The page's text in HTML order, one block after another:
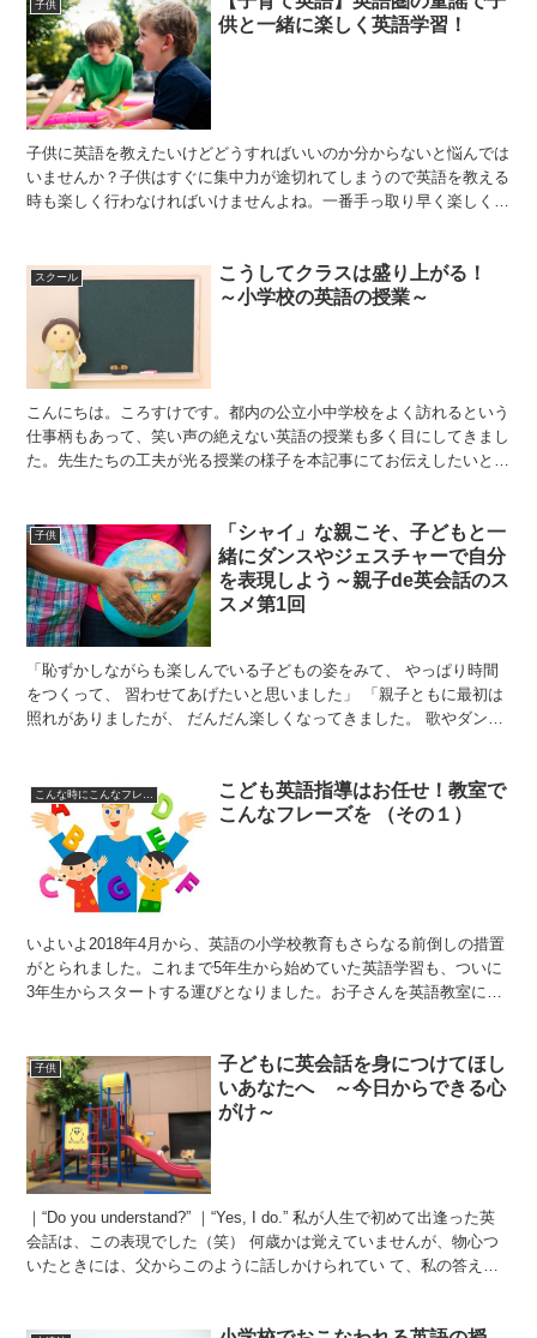
子供
供と一緒に楽しく英語学習！
子供に英語を教えたいけどどうすればいいのか分からないと悩んでは
いませんか？子供はすぐに集中力が途切れてしまうので英語を教える
時も楽しく行わなければいけませんよね。一番手っ取り早く楽しく、
スクール
こうしてクラスは盛り上がる！
～小学校の英語の授業～
こんにちは。ころすけです。都内の公立小中学校をよく訪れるという
仕事柄もあって、笑い声の絶えない英語の授業も多く目にしてきまし
た。先生たちの工夫が光る授業の様子を本記事にてお伝えしたいと思
子供
「シャイ」な親こそ、子どもと一
緒にダンスやジェスチャーで自分
を表現しよう～親子de英会話のス
スメ第1回
「恥ずかしながらも楽しんでいる子どもの姿をみて、 やっぱり時間
をつくって、 習わせてあげたいと思いました」 「親子ともに最初は
照れがありましたが、 だんだん楽しくなってきました。 歌やダンス
こども英語指導はお任せ！教室で
こんなフレーズを （その１）
いよいよ2018年4月から、英語の小学校教育もさらなる前倒しの措置
がとられました。これまで5年生から始めていた英語学習も、ついに
3年生からスタートする運びとなりました。お子さんを英語教室に通
子供
子どもに英会話を身につけてほし
いあなたへ ～今日からできる心
がけ～
｜“Do you understand?” ｜“Yes, I do.” 私が人生で初めて出逢った英
会話は、この表現でした（笑） 何歳かは覚えていませんが、物心つ
いたときには、父からこのように話しかけられてい て、私の答えは